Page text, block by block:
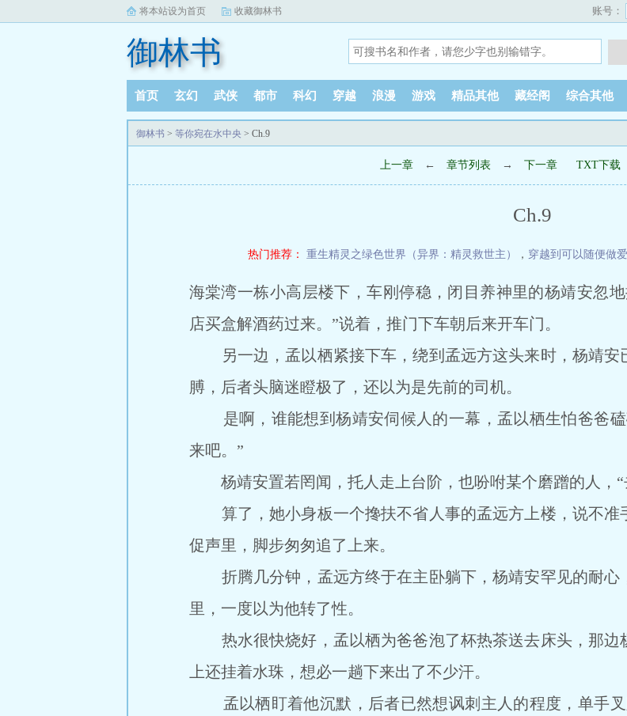
将本站设为首页 收藏御林书 账号：
御林书
首页 玄幻 武侠 都市 科幻 穿越 浪漫 游戏 精品其他 藏经阁 综合其他
御林书 > 等你宛在水中央 > Ch.9
上一章 ← 章节列表 → 下一章 TXT下载
Ch.9
热门推荐： 重生精灵之绿色世界（异界：精灵救世主） ， 穿越到可以随便做
海棠湾一栋小高层楼下，车刚停稳，闭目养神里的杨靖安忽
店买盒解酒药过来。”说着，推门下车朝后来开车门。
另一边，孟以栖紧接下车，绕到孟远方这头来时，杨靖安
膊，后者头脑迷瞪极了，还以为是先前的司机。
是啊，谁能想到杨靖安伺候人的一幕，孟以栖生怕爸爸磕
来吧。”
杨靖安置若罔闻，托人走上台阶，也吩咐某个磨蹭的人，“
算了，她小身板一个搀扶不省人事的孟远方上楼，说不准
促声里，脚步匆匆追了上来。
折腾几分钟，孟远方终于在主卧躺下，杨靖安罕见的耐心
里，一度以为他转了性。
热水很快烧好，孟以栖为爸爸泡了杯热茶送去床头，那边
上还挂着水珠，想必一趟下来出了不少汗。
孟以栖盯着他沉默，后者已然想讽刺主人的程度，单手叉